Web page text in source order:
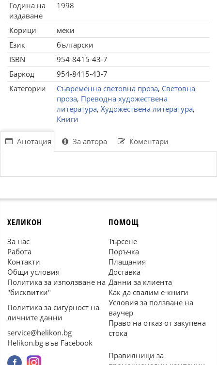
Година на
издаване
1998
Корици
меки
Език
български
ISBN
954-8415-43-7
Баркод
954-8415-43-7
Категории
Съвременна световна проза, Световна
проза, Преводна художествена
литература, Художествена литература,
Книги
Анотация За автора Коментари
ХЕЛИКОН
За нас
Работа
Контакти
Общи условия
Политика за използване на
"бисквитки"
Политика за сигурност на
личните данни
service@helikon.bg
Helikon.bg във Facebook
ПОМОЩ
Търсене
Поръчка
Плащания
Доставка
Данни за клиента
Как да свалим е-книги
Условия за ползване на
ваучер
Право на отказ от закупена
стока
Правилници за